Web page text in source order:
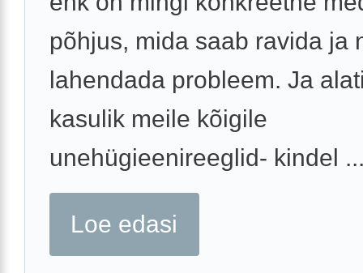
põhjus, mida saab ravida ja
lahendada probleem. Ja
kasulik meile kõigile
unehügieenireeglid- kindel
Loe edasi